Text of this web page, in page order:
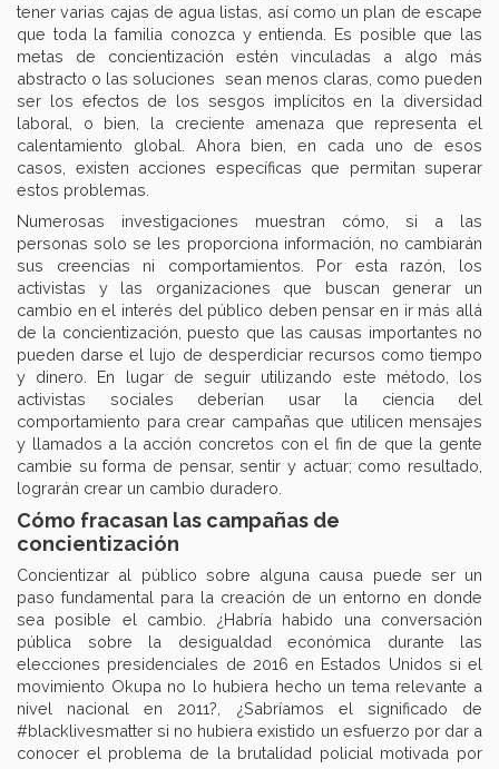
tener varias cajas de agua listas, así como un plan de escape
que toda la familia conozca y entienda. Es posible que las
metas de concientización estén vinculadas a algo más
abstracto o las soluciones sean menos claras, como pueden
ser los efectos de los sesgos implícitos en la diversidad
laboral, o bien, la creciente amenaza que representa el
calentamiento global. Ahora bien, en cada uno de esos
casos, existen acciones específicas que permitan superar
estos problemas.
Numerosas investigaciones muestran cómo, si a las
personas solo se les proporciona información, no cambiarán
sus creencias ni comportamientos. Por esta razón, los
activistas y las organizaciones que buscan generar un
cambio en el interés del público deben pensar en ir más allá
de la concientización, puesto que las causas importantes no
pueden darse el lujo de desperdiciar recursos como tiempo
y dinero. En lugar de seguir utilizando este método, los
activistas sociales deberían usar la ciencia del
comportamiento para crear campañas que utilicen mensajes
y llamados a la acción concretos con el fin de que la gente
cambie su forma de pensar, sentir y actuar; como resultado,
lograrán crear un cambio duradero.
Cómo fracasan las campañas de
concientización
Concientizar al público sobre alguna causa puede ser un
paso fundamental para la creación de un entorno en donde
sea posible el cambio. ¿Habría habido una conversación
pública sobre la desigualdad económica durante las
elecciones presidenciales de 2016 en Estados Unidos si el
movimiento Okupa no lo hubiera hecho un tema relevante a
nivel nacional en 2011?, ¿Sabríamos el significado de
#blacklivesmatter si no hubiera existido un esfuerzo por dar a
conocer el problema de la brutalidad policial motivada por